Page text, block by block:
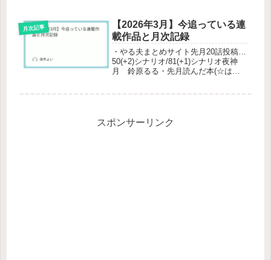
月次記事
【2026年3月】今追っている連
載作品と月次記録
・やる夫まとめサイト先月20話投稿…
50(+2)シナリオ/81(+1)シナリオ夜神
月 鈴原るる・先月読んだ本(☆はお
スポンサーリンク